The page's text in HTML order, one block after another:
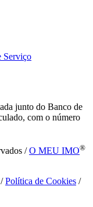
Serviço
junto do Banco de
com o número
/O MEU IMO®
/Política de Cookies /